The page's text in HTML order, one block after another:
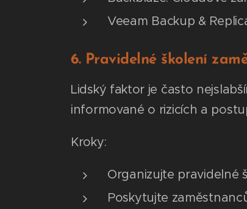
Veeam Backup &
6. Pravidelné školení
Lidský faktor je často
informované o rizicích a
Kroky:
Organizujte pravidelné
Poskytujte